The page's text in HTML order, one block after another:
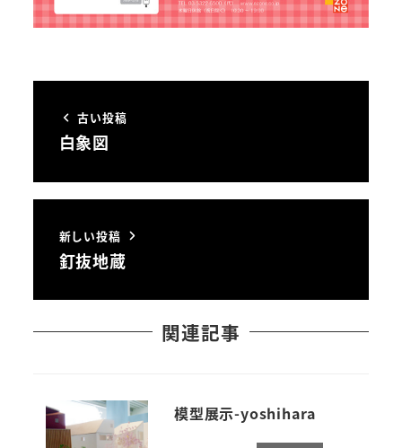
古い投稿
白象図
新しい投稿
釘抜地蔵
関連記事
模型展示-yoshihara